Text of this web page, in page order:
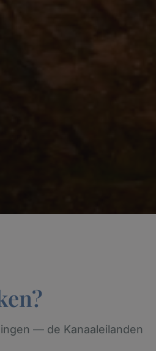
— de Kanaaleilanden